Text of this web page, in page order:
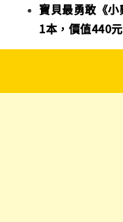
寶貝最勇敢《
1本，價值440